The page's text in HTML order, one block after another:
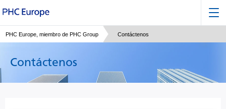
PHC Europe, miembro de PHC Group Contáctenos
Contáctenos